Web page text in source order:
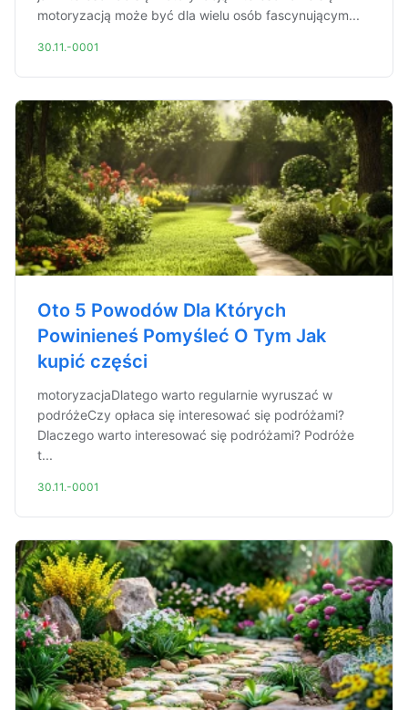
motoryzacją może być dla wielu osób fascynującym...
30.11.-0001
Oto 5 Powodów Dla Których
Powinieneś Pomyśleć O Tym Jak
kupić części
motoryzacjaDlatego warto regularnie wyruszać w
podróżeCzy opłaca się interesować się podróżami?
Dlaczego warto interesować się podróżami? Podróże
t...
30.11.-0001